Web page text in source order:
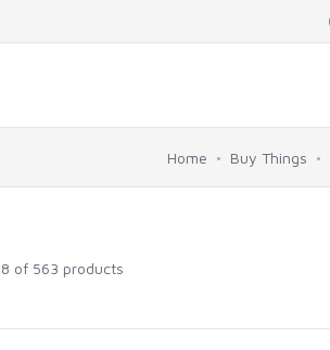
Home Buy Things
of 563 products